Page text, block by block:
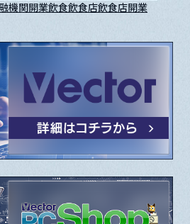
機関開業飲食飲食店飲食店開業